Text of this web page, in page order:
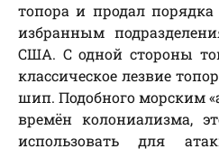
топора и продал
избранным
США. С одной стороны
классическое лезвие
шип. Подобного морским
времён колониализма,
использовать для